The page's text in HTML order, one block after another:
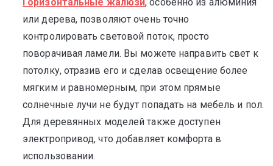
или дерева, позволяют очень точно
контролировать световой поток, просто
поворачивая ламели. Вы можете направить свет к
потолку, отразив его и сделав освещение более
мягким и равномерным, при этом прямые
солнечные лучи не будут попадать на мебель и пол.
Для деревянных моделей также доступен
электропривод, что добавляет комфорта в
использовании.